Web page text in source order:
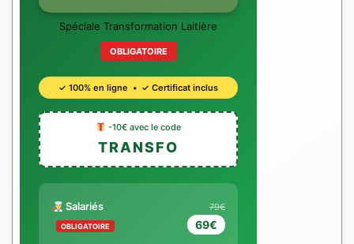
Spéciale Transformation Laitière
OBLIGATOIRE
✓ 100% en ligne • ✓ Certificat inclus
-10€ avec le code
TRANSFO
Salariés
OBLIGATOIRE
79€
69€